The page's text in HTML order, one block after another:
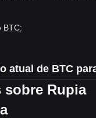
BTC:
atual de BTC
Rupia paquistanesa
atual de Bitcoin é
sobre Rupia